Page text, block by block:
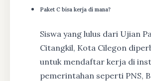
Paket C bisa kerja di mana?
Siswa yang lulus dari Ujian
Citangkil, Kota Cilegon
untuk mendaftar kerja di
pemerintahan seperti PNS,